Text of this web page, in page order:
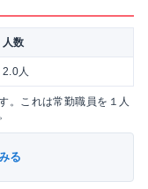
人数
2.0人
。これは常勤職員を１人
る